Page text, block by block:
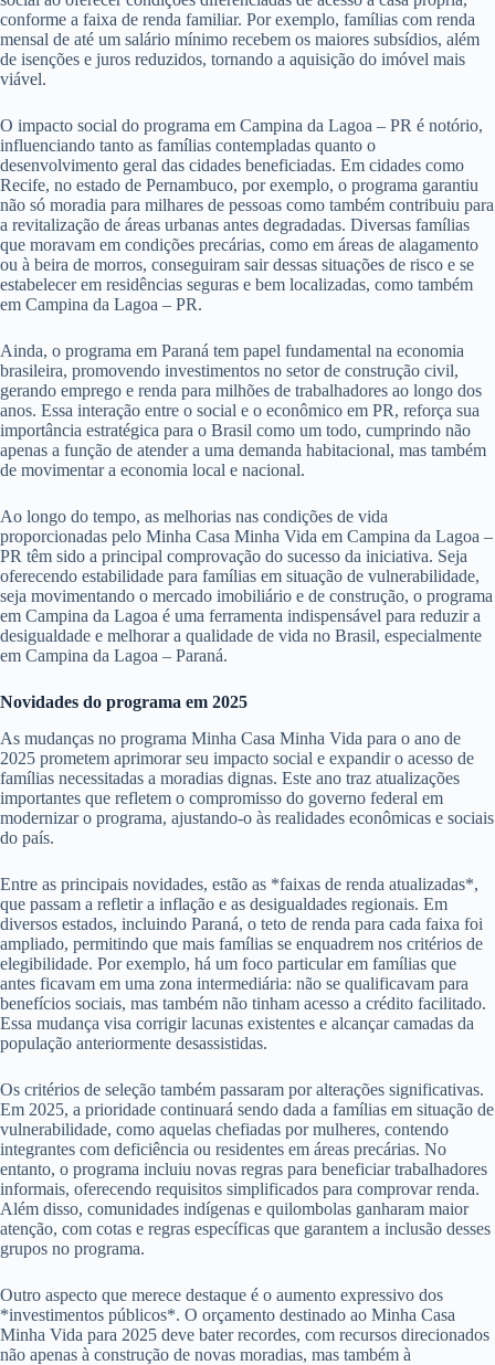
conforme a faixa de renda familiar. Por exemplo, famílias com renda
mensal de até um salário mínimo recebem os maiores subsídios, além
de isenções e juros reduzidos, tornando a aquisição do imóvel mais
viável.
O impacto social do programa em Campina da Lagoa – PR é notório,
influenciando tanto as famílias contempladas quanto o
desenvolvimento geral das cidades beneficiadas. Em cidades como
Recife, no estado de Pernambuco, por exemplo, o programa garantiu
não só moradia para milhares de pessoas como também contribuiu para
a revitalização de áreas urbanas antes degradadas. Diversas famílias
que moravam em condições precárias, como em áreas de alagamento
ou à beira de morros, conseguiram sair dessas situações de risco e se
estabelecer em residências seguras e bem localizadas, como também
em Campina da Lagoa – PR.
Ainda, o programa em Paraná tem papel fundamental na economia
brasileira, promovendo investimentos no setor de construção civil,
gerando emprego e renda para milhões de trabalhadores ao longo dos
anos. Essa interação entre o social e o econômico em PR, reforça sua
importância estratégica para o Brasil como um todo, cumprindo não
apenas a função de atender a uma demanda habitacional, mas também
de movimentar a economia local e nacional.
Ao longo do tempo, as melhorias nas condições de vida
proporcionadas pelo Minha Casa Minha Vida em Campina da Lagoa –
PR têm sido a principal comprovação do sucesso da iniciativa. Seja
oferecendo estabilidade para famílias em situação de vulnerabilidade,
seja movimentando o mercado imobiliário e de construção, o programa
em Campina da Lagoa é uma ferramenta indispensável para reduzir a
desigualdade e melhorar a qualidade de vida no Brasil, especialmente
em Campina da Lagoa – Paraná.
Novidades do programa em 2025
As mudanças no programa Minha Casa Minha Vida para o ano de
2025 prometem aprimorar seu impacto social e expandir o acesso de
famílias necessitadas a moradias dignas. Este ano traz atualizações
importantes que refletem o compromisso do governo federal em
modernizar o programa, ajustando-o às realidades econômicas e sociais
do país.
Entre as principais novidades, estão as *faixas de renda atualizadas*,
que passam a refletir a inflação e as desigualdades regionais. Em
diversos estados, incluindo Paraná, o teto de renda para cada faixa foi
ampliado, permitindo que mais famílias se enquadrem nos critérios de
elegibilidade. Por exemplo, há um foco particular em famílias que
antes ficavam em uma zona intermediária: não se qualificavam para
benefícios sociais, mas também não tinham acesso a crédito facilitado.
Essa mudança visa corrigir lacunas existentes e alcançar camadas da
população anteriormente desassistidas.
Os critérios de seleção também passaram por alterações significativas.
Em 2025, a prioridade continuará sendo dada a famílias em situação de
vulnerabilidade, como aquelas chefiadas por mulheres, contendo
integrantes com deficiência ou residentes em áreas precárias. No
entanto, o programa incluiu novas regras para beneficiar trabalhadores
informais, oferecendo requisitos simplificados para comprovar renda.
Além disso, comunidades indígenas e quilombolas ganharam maior
atenção, com cotas e regras específicas que garantem a inclusão desses
grupos no programa.
Outro aspecto que merece destaque é o aumento expressivo dos
*investimentos públicos*. O orçamento destinado ao Minha Casa
Minha Vida para 2025 deve bater recordes, com recursos direcionados
não apenas à construção de novas moradias, mas também à